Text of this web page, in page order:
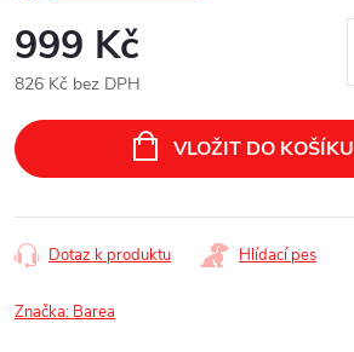
999 Kč
826 Kč bez DPH
cena:
VLOŽIT DO KOŠÍKU
Dotaz k produktu Hlídací pes
Značka: Barea